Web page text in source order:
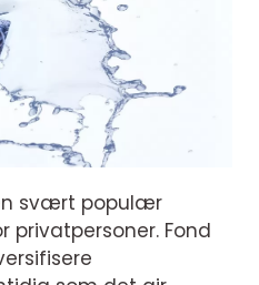
svært populær
privatpersoner. Fond